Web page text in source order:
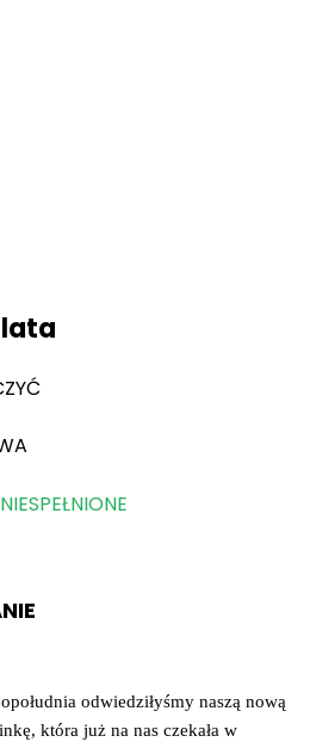
NIESPEŁNIONE
odwiedziłyśmy naszą nową
która już na nas czekała w